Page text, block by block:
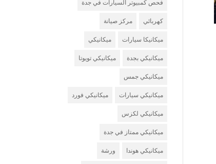
فحص كمبيوتر السيارات في جدة
كهربائي مركز صيانة
ميكانيكا سيارات ميكانيكي
ميكانيكي بجدة ميكانيكي تويوتا
ميكانيكي جمس
ميكانيكي سيارات ميكانيكي فورد
ميكانيكي لكزس
ميكانيكي ممتاز في جدة
ميكانيكي هوندا ورشة